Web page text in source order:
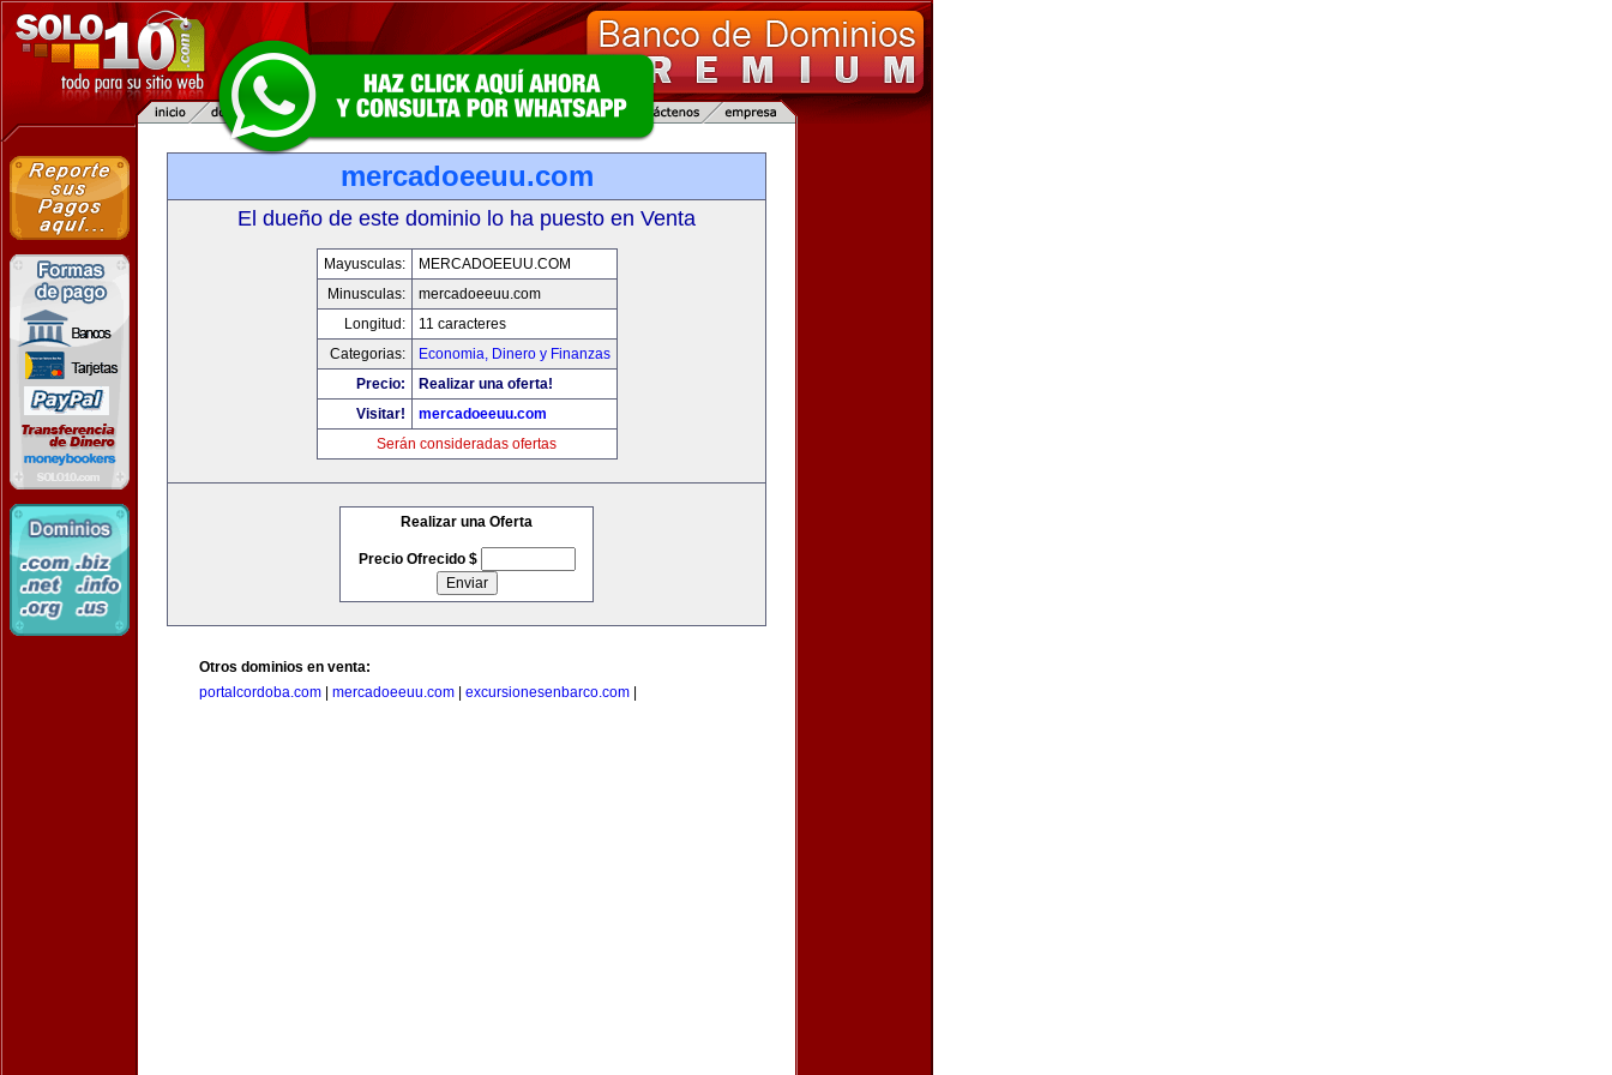
mercadoeeuu.com
El dueño de este dominio lo ha puesto en Venta
Mayusculas:
MERCADOEEUU.COM
Minusculas:
mercadoeeuu.com
Longitud:
11 caracteres
Categorias:
Economia, Dinero y Finanzas
Precio:
Realizar una oferta!
Visitar!
mercadoeeuu.com
Serán consideradas ofertas
Realizar una Oferta
Precio Ofrecido $
Otros dominios en venta:
portalcordoba.com
mercadoeeuu.com excursionesenbarco.com